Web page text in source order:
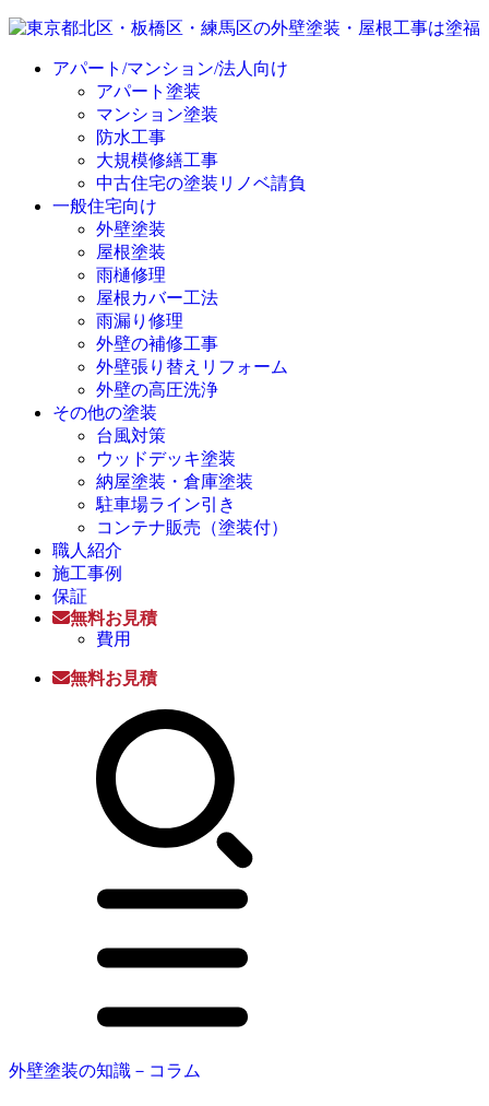
アパート/マンション/法人向け
アパート塗装
マンション塗装
防水工事
大規模修繕工事
中古住宅の塗装リノベ請負
一般住宅向け
外壁塗装
屋根塗装
雨樋修理
屋根カバー工法
雨漏り修理
外壁の補修工事
外壁張り替えリフォーム
外壁の高圧洗浄
その他の塗装
台風対策
ウッドデッキ塗装
納屋塗装・倉庫塗装
駐車場ライン引き
コンテナ販売（塗装付）
職人紹介
施工事例
保証
無料お見積
費用
無料お見積
外壁塗装の知識－コラム